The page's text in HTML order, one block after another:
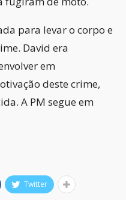
para levar o corpo e
David era
em
deste crime,
A PM segue em
Twitter